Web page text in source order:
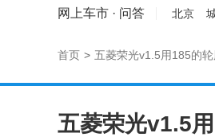
网上车市 · 问答 北京
首页 > 五菱荣光v1.5用185的
五菱荣光v1.5